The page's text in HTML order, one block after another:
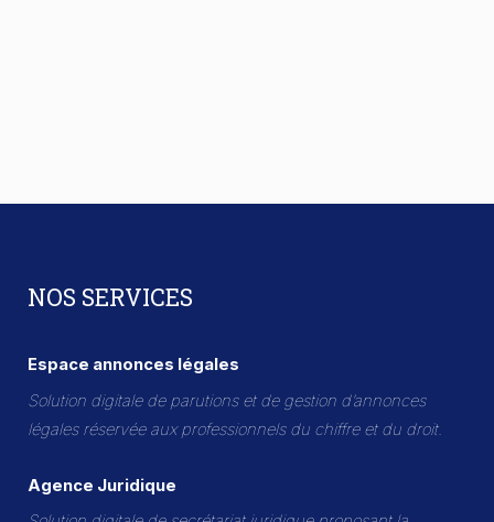
NOS SERVICES
Espace annonces légales
Solution digitale de parutions et de gestion d’annonces
légales réservée aux professionnels du chiffre et du droit.
Agence Juridique